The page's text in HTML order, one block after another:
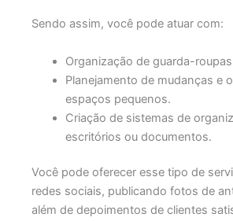
Sendo assim, você pode atuar com:
Organização de guarda-
Planejamento de mudanças e
espaços pequenos.
Criação de sistemas de
escritórios ou documentos.
Você pode oferecer esse tipo de
redes sociais, publicando fotos de
além de depoimentos de clientes